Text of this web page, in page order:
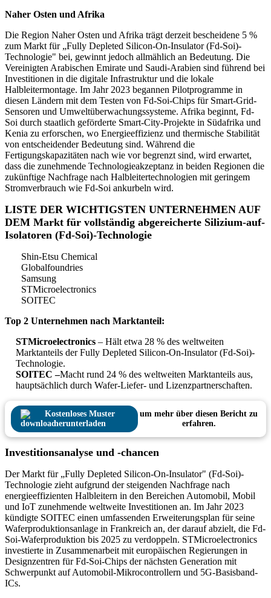
Naher Osten und Afrika
Die Region Naher Osten und Afrika trägt derzeit bescheidene 5 %
zum Markt für „Fully Depleted Silicon-On-Insulator (Fd-Soi)-
Technologie" bei, gewinnt jedoch allmählich an Bedeutung. Die
Vereinigten Arabischen Emirate und Saudi-Arabien sind führend bei
Investitionen in die digitale Infrastruktur und die lokale
Halbleitermontage. Im Jahr 2023 begannen Pilotprogramme in
diesen Ländern mit dem Testen von Fd-Soi-Chips für Smart-Grid-
Sensoren und Umweltüberwachungssysteme. Afrika beginnt, Fd-
Soi durch staatlich geförderte Smart-City-Projekte in Südafrika und
Kenia zu erforschen, wo Energieeffizienz und thermische Stabilität
von entscheidender Bedeutung sind. Während die
Fertigungskapazitäten nach wie vor begrenzt sind, wird erwartet,
dass die zunehmende Technologieakzeptanz in beiden Regionen die
zukünftige Nachfrage nach Halbleitertechnologien mit geringem
Stromverbrauch wie Fd-Soi ankurbeln wird.
LISTE DER WICHTIGSTEN UNTERNEHMEN AUF
DEM Markt für vollständig abgereicherte Silizium-auf-
Isolatoren (Fd-Soi)-Technologie
Shin-Etsu Chemical
Globalfoundries
Samsung
STMicroelectronics
SOITEC
Top 2 Unternehmen nach Marktanteil:
STMicroelectronics – Hält etwa 28 % des weltweiten
Marktanteils der Fully Depleted Silicon-On-Insulator (Fd-Soi)-
Technologie.
SOITEC –Macht rund 24 % des weltweiten Marktanteils aus,
hauptsächlich durch Wafer-Liefer- und Lizenzpartnerschaften.
Kostenloses Muster
herunterladen
um mehr über diesen Bericht zu
erfahren.
Investitionsanalyse und -chancen
Der Markt für „Fully Depleted Silicon-On-Insulator" (Fd-Soi)-
Technologie zieht aufgrund der steigenden Nachfrage nach
energieeffizienten Halbleitern in den Bereichen Automobil, Mobil
und IoT zunehmende weltweite Investitionen an. Im Jahr 2023
kündigte SOITEC einen umfassenden Erweiterungsplan für seine
Waferproduktionsanlage in Frankreich an, der darauf abzielt, die Fd-
Soi-Waferproduktion bis 2025 zu verdoppeln. STMicroelectronics
investierte in Zusammenarbeit mit europäischen Regierungen in
Designzentren für Fd-Soi-Chips der nächsten Generation mit
Schwerpunkt auf Automobil-Mikrocontrollern und 5G-Basisband-
ICs.